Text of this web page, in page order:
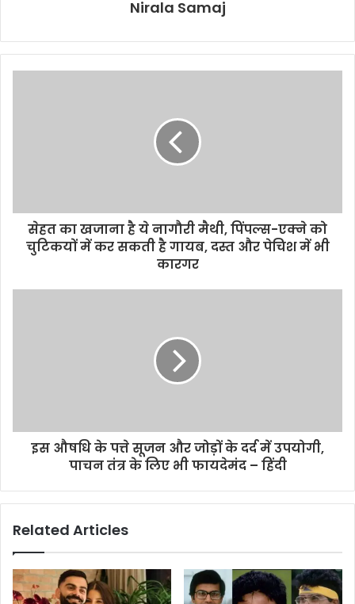
Nirala Samaj
सेहत का खजाना है ये नागौरी मैथी, पिंपल्स-एक्ने को
चुटिकयों में कर सकती है गायब, दस्त और पेचिश में भी
कारगर
इस औषधि के पत्ते सूजन और जोड़ों के दर्द में उपयोगी,
पाचन तंत्र के लिए भी फायदेमंद – हिंदी
Related Articles